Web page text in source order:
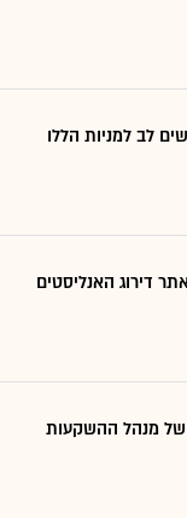
דירוג האנליסטים
של מנהל ההשקעות